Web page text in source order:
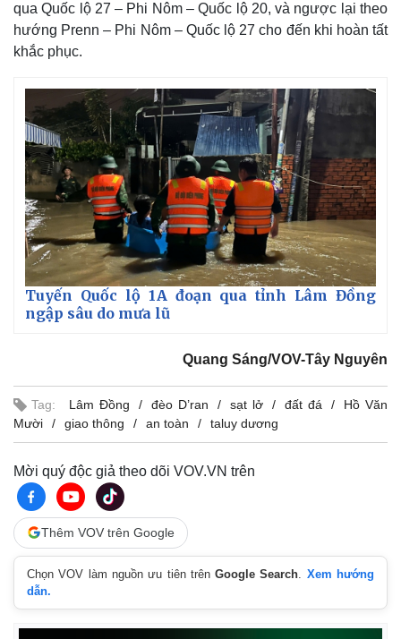
qua Quốc lộ 27 – Phi Nôm – Quốc lộ 20, và ngược lại theo
hướng Prenn – Phi Nôm – Quốc lộ 27 cho đến khi hoàn tất
khắc phục.
Tuyến Quốc lộ 1A đoạn qua tỉnh Lâm Đồng
ngập sâu do mưa lũ
Quang Sáng/VOV-Tây Nguyên
Tag: Lâm Đồng đèo D’ran sạt lở đất đá
Hồ Văn
Mười
giao thông an toàn taluy dương
Mời quý độc giả theo dõi VOV.VN trên
Thêm VOV trên Google
Chọn VOV làm nguồn ưu tiên trênGoogle Search
Xem hướng
dẫn.